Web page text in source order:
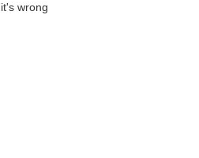
it's wrong